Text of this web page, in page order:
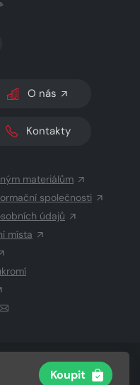
Koupit
SVĚTLÝ/TMAVÝ REŽIM
O nás
Kontakty
materiálům
společnosti
údajů
místa
a.s.a dodavatelé